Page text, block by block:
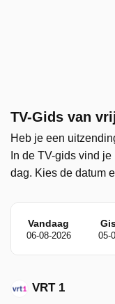
TV-Gids van
Heb je een
In de TV-gids vind
dag. Kies de datum
Vandaag
06-08-2026 05-
VRT 1